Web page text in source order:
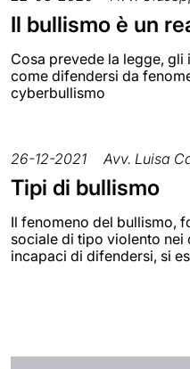
Il bullismo è un
Cosa prevede la legge,
come difendersi da
cyberbullismo
26-12-2021 Avv. Luisa
Tipi di bullismo
Il fenomeno del bullismo,
sociale di tipo violento
incapaci di difendersi, si